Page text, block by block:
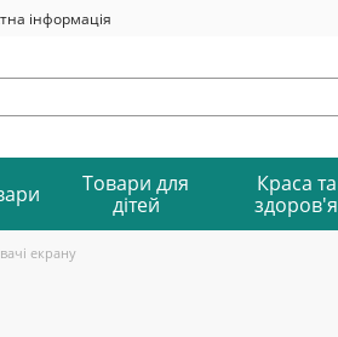
інформація
Товари для
дітей
Краса та
здоров'я
екрану